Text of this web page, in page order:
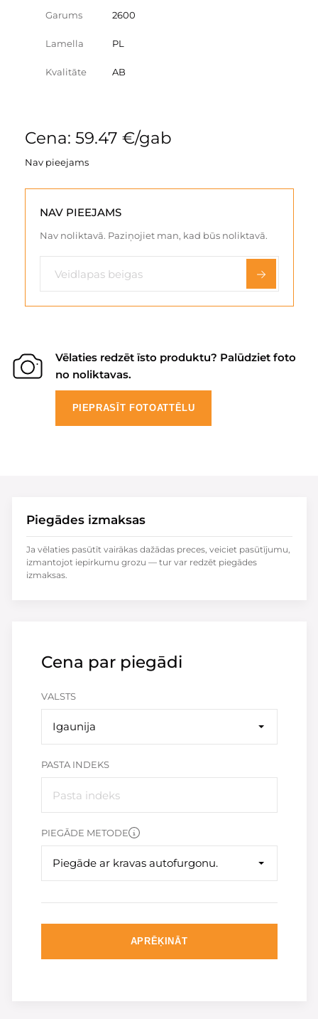
Garums 2600
Lamella PL
Kvalitāte AB
Cena: 59.47 €/gab
Nav pieejams
NAV PIEEJAMS
Nav noliktavā. Paziņojiet man, kad būs noliktavā.
Vēlaties redzēt īsto produktu? Palūdziet foto
no noliktavas.
PIEPRASĪT FOTOATTĒLU
Cena par piegādi
VALSTS
Igaunija
PASTA INDEKS
PIEGĀDE METODE
Piegāde ar kravas autofurgonu.
APRĒĶINĀT
Piegādes izmaksas
Ja vēlaties pasūtīt vairākas dažādas preces, veiciet pasūtījumu,
izmantojot iepirkumu grozu — tur var redzēt piegādes
izmaksas.